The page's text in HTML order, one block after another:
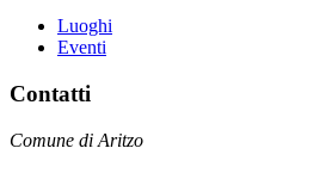
Luoghi
Eventi
Contatti
Comune di Aritzo